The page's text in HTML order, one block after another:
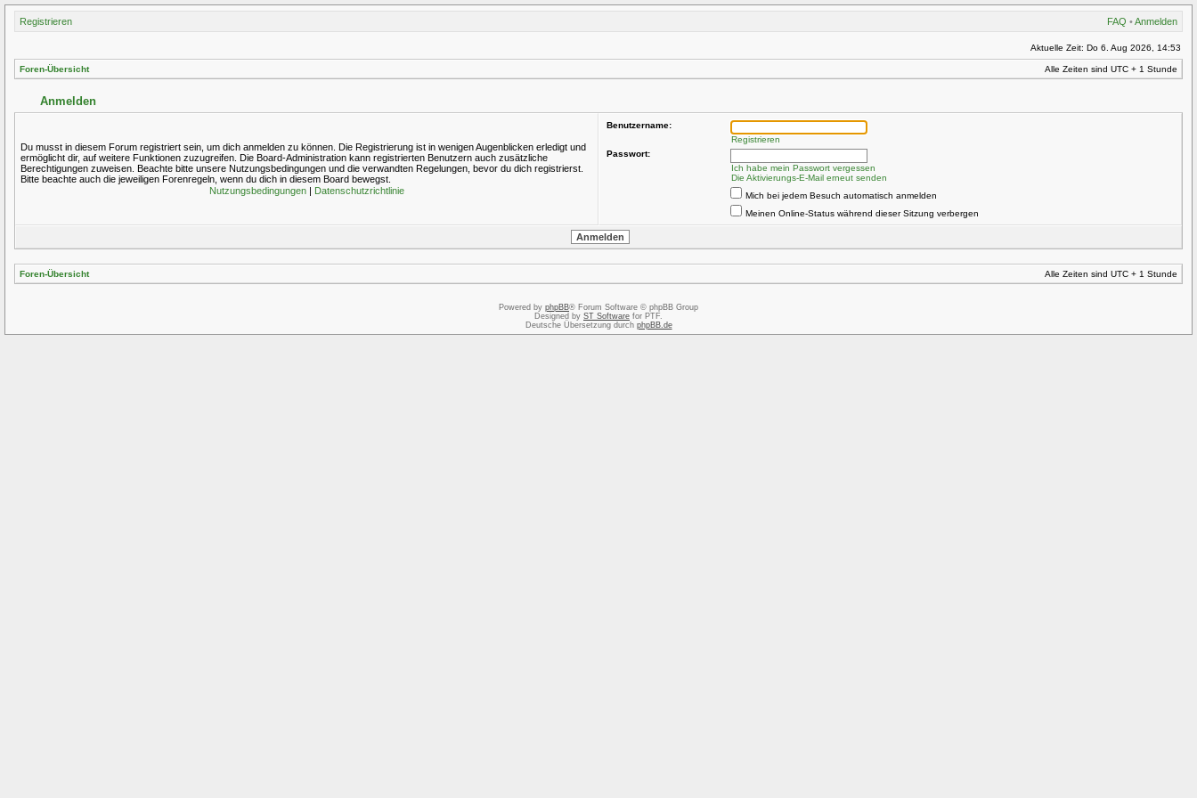
FAQ •Anmelden
Registrieren
Aktuelle Zeit: Do 6. Aug 2026, 14:53
Foren-Übersicht Alle Zeiten sind UTC + 1 Stunde
Anmelden
Du musst in diesem Forum registriert sein, um dich anmelden zu können. Die Registrierung ist in wenigen Augenblicken erledigt und
ermöglicht dir, auf weitere Funktionen zuzugreifen. Die Board-Administration kann registrierten Benutzern auch zusätzliche
Berechtigungen zuweisen. Beachte bitte unsere Nutzungsbedingungen und die verwandten Regelungen, bevor du dich registrierst.
Bitte beachte auch die jeweiligen Forenregeln, wenn du dich in diesem Board bewegst.
Nutzungsbedingungen | Datenschutzrichtlinie
Benutzername:
Registrieren
Passwort:
Ich habe mein Passwort vergessen
Die Aktivierungs-E-Mail erneut senden
Mich bei jedem Besuch automatisch anmelden
Meinen Online-Status während dieser Sitzung verbergen
Foren-Übersicht Alle Zeiten sind UTC + 1 Stunde
Powered by phpBB® Forum Software © phpBB Group
Designed by ST Software for PTF.
Deutsche Übersetzung durch phpBB.de